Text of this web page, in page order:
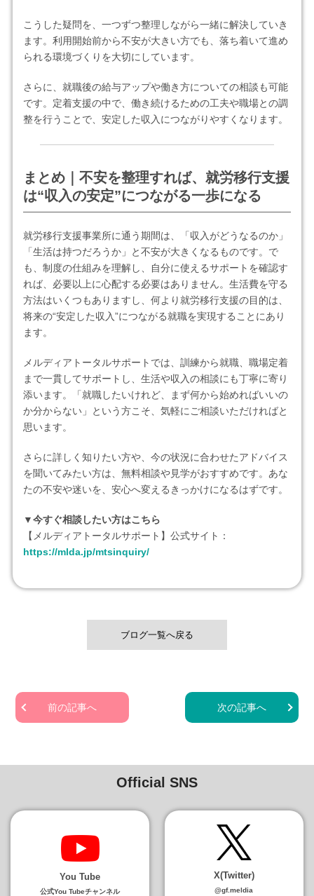
こうした疑問を、一つずつ整理しながら一緒に解決していき
ます。利用開始前から不安が大きい方でも、落ち着いて進め
られる環境づくりを大切にしています。
さらに、就職後の給与アップや働き方についての相談も可能
です。定着支援の中で、働き続けるための工夫や職場との調
整を行うことで、安定した収入につながりやすくなります。
まとめ｜不安を整理すれば、就労移行支援
は“収入の安定”につながる一歩になる
就労移行支援事業所に通う期間は、「収入がどうなるのか」
「生活は持つだろうか」と不安が大きくなるものです。で
も、制度の仕組みを理解し、自分に使えるサポートを確認す
れば、必要以上に心配する必要はありません。生活費を守る
方法はいくつもありますし、何より就労移行支援の目的は、
将来の“安定した収入”につながる就職を実現することにあり
ます。
メルディアトータルサポートでは、訓練から就職、職場定着
まで一貫してサポートし、生活や収入の相談にも丁寧に寄り
添います。「就職したいけれど、まず何から始めればいいの
か分からない」という方こそ、気軽にご相談いただければと
思います。
さらに詳しく知りたい方や、今の状況に合わせたアドバイス
を聞いてみたい方は、無料相談や見学がおすすめです。あな
たの不安や迷いを、安心へ変えるきっかけになるはずです。
▼今すぐ相談したい方はこちら
【メルディアトータルサポート】公式サイト：
https://mlda.jp/mtsinquiry/
ブログ一覧へ戻る
前の記事へ 次の記事へ
Official SNS
You Tube
公式You Tubeチャンネル
X(Twitter)
@gf.meldia